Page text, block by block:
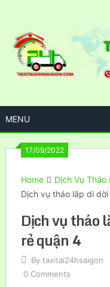
content
MENU
17/09/2022
Home
Dịch Vụ
Dịch vụ tháo lắp di
Dịch vụ tháo
rẻ quận 4
By taxitai24hsaigon
0 Comments